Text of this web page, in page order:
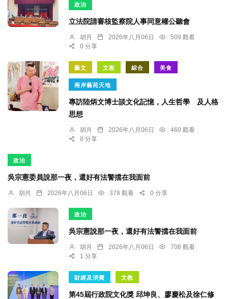
政治
立法院請審核監察院人事同意權公聽會
胡月 2026年八月06日
509 觀看
0 分享
藝文 文教 綜合 美食
兩岸藝苑天地
專訪陸炳文博士談文化記憶，人生哲學 及人格
思想
胡月 2026年八月06日
460 觀看
0 分享
政治
吳宗憲委員說那一夜，還好有法警擋在我面前
胡月 2026年八月06日 378 觀看 0 分享
政治
吳宗憲說那一夜，還好有法警擋在我面前
胡月 2026年八月06日
708 觀看
1 分享
財經及消費 文教
第45屆行政院文化獎 邱坤良、廖慶松及徐仁修